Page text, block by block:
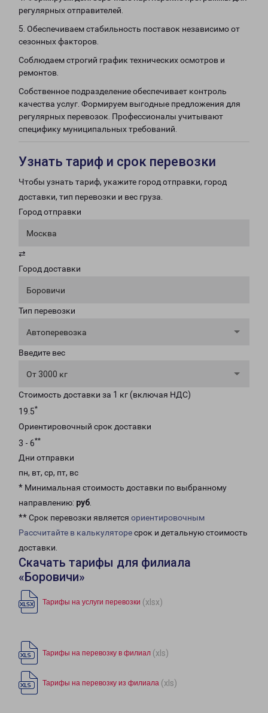
регулярных отправителей.
5. Обеспечиваем стабильность поставок независимо от
сезонных факторов.
Соблюдаем строгий график технических осмотров и
ремонтов.
Собственное подразделение обеспечивает контроль
качества услуг. Формируем выгодные предложения для
регулярных перевозок. Профессионалы учитывают
специфику муниципальных требований.
Узнать тариф и срок перевозки
Чтобы узнать тариф, укажите город отправки, город
доставки, тип перевозки и вес груза.
Город отправки
Москва
⇄
Город доставки
Боровичи
Тип перевозки
Автоперевозка
Введите вес
От 3000 кг
Стоимость доставки за 1 кг (включая НДС)
19.5*
Ориентировочный срок доставки
3 - 6**
Дни отправки
пн, вт, ср, пт, вс
* Минимальная стоимость доставки по выбранному
направлению: руб.
** Срок перевозки является ориентировочным
Рассчитайте в калькуляторесрок и детальную стоимость
доставки.
Скачать тарифы для филиала
«Боровичи»
Тарифы на услуги перевозки (xlsx)
Тарифы на перевозку в филиал (xls)
Тарифы на перевозку из филиала (xls)